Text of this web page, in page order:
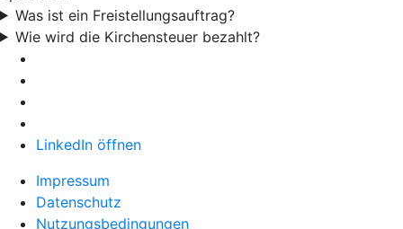
Was ist ein Freistellungsauftrag?
Wie wird die Kirchensteuer bezahlt?
LinkedIn öffnen
Impressum
Datenschutz
Nutzungsbedingungen